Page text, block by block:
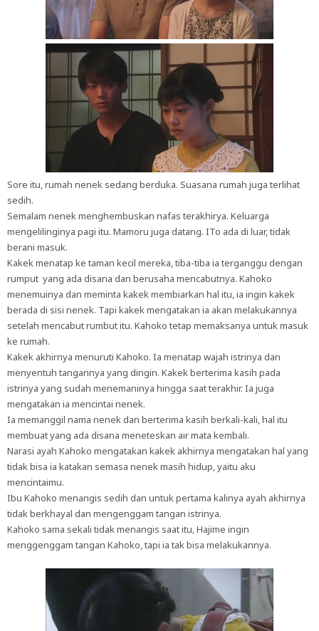
Sore itu, rumah nenek sedang berduka. Suasana rumah juga terlihat
sedih.
Semalam nenek menghembuskan nafas terakhirya. Keluarga
mengelilinginya pagi itu. Mamoru juga datang. ITo ada di luar, tidak
berani masuk.
Kakek menatap ke taman kecil mereka, tiba-tiba ia terganggu dengan
rumput yang ada disana dan berusaha mencabutnya. Kahoko
menemuinya dan meminta kakek membiarkan hal itu, ia ingin kakek
berada di sisi nenek. Tapi kakek mengatakan ia akan melakukannya
setelah mencabut rumbut itu. Kahoko tetap memaksanya untuk masuk
ke rumah.
Kakek akhirnya menuruti Kahoko. Ia menatap wajah istrinya dan
menyentuh tangannya yang dingin. Kakek berterima kasih pada
istrinya yang sudah menemaninya hingga saat terakhir. Ia juga
mengatakan ia mencintai nenek.
Ia memanggil nama nenek dan berterima kasih berkali-kali, hal itu
membuat yang ada disana meneteskan air mata kembali.
Narasi ayah Kahoko mengatakan kakek akhirnya mengatakan hal yang
tidak bisa ia katakan semasa nenek masih hidup, yaitu aku
mencintaimu.
Ibu Kahoko menangis sedih dan untuk pertama kalinya ayah akhirnya
tidak berkhayal dan mengenggam tangan istrinya.
Kahoko sama sekali tidak menangis saat itu, Hajime ingin
menggenggam tangan Kahoko, tapi ia tak bisa melakukannya.